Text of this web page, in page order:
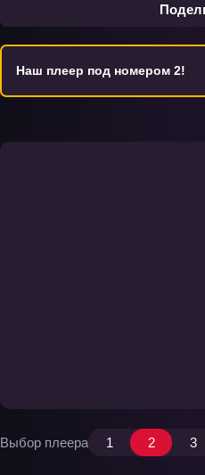
Наш плеер под номером 2!
Выбор плеера 1 2 3